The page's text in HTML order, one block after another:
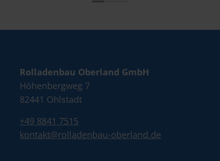
Rolladenbau Oberland GmbH
Höhenbergweg 7
82441 Ohlstadt
+49 8841 7515
kontakt@rolladenbau-oberland.de